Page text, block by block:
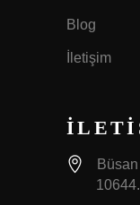
Blog
İletişim